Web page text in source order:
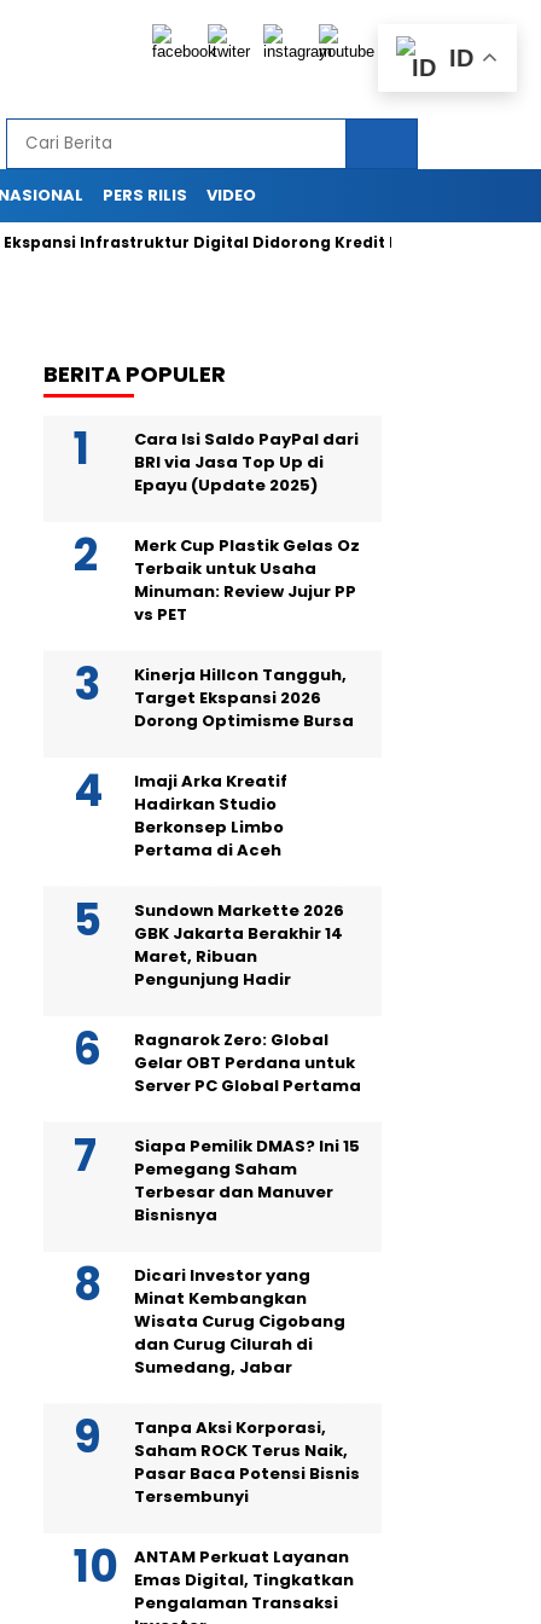
PERS RILIS VIDEO
Infrastruktur Digital Didorong Kredit Rp400 Miliar TOWR dari
BERITA POPULER
Cara Isi Saldo PayPal dari
BRI via Jasa Top Up di
Epayu (Update 2025)
Merk Cup Plastik Gelas Oz
Terbaik untuk Usaha
Minuman: Review Jujur PP
vs PET
Kinerja Hillcon Tangguh,
Target Ekspansi 2026
Dorong Optimisme Bursa
Imaji Arka Kreatif
Hadirkan Studio
Berkonsep Limbo
Pertama di Aceh
Sundown Markette 2026
GBK Jakarta Berakhir 14
Maret, Ribuan
Pengunjung Hadir
Ragnarok Zero: Global
Gelar OBT Perdana untuk
Server PC Global Pertama
Siapa Pemilik DMAS? Ini 15
Pemegang Saham
Terbesar dan Manuver
Bisnisnya
Dicari Investor yang
Minat Kembangkan
Wisata Curug Cigobang
dan Curug Cilurah di
Sumedang, Jabar
Tanpa Aksi Korporasi,
Saham ROCK Terus Naik,
Pasar Baca Potensi Bisnis
Tersembunyi
ANTAM Perkuat Layanan
Emas Digital, Tingkatkan
Pengalaman Transaksi
ID